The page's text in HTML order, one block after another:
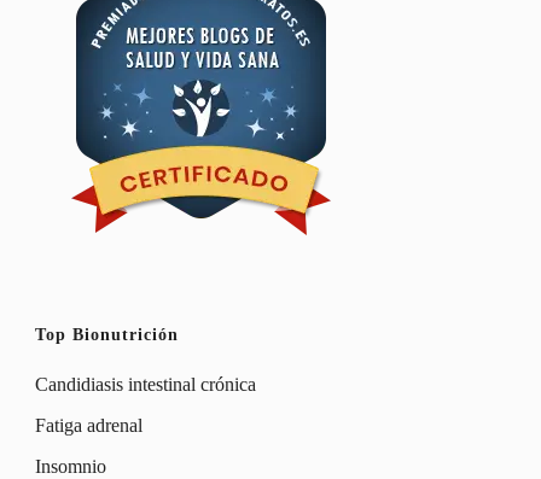
Top Bionutrición
Candidiasis intestinal crónica
Fatiga adrenal
Insomnio